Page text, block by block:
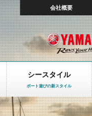
会社概要
シースタイル
ボート遊びの新スタイル